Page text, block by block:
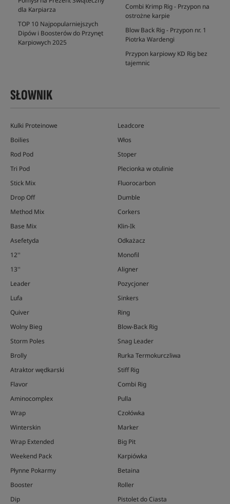
dla Karpiarza
TOP 10 Najpopularniejszych
Dipów i Boosterów do Przynęt
Karpiowych 2025
Combi Krimp Rig - Przypon na
ostrożne karpie
Blow Back Rig - Przypon nr. 1
Piotrka Wardengi
Przypon karpiowy KD Rig bez
tajemnic
SŁOWNIK
Kulki Proteinowe
Boilies
Rod Pod
Tri Pod
Stick Mix
Drop Off
Method Mix
Base Mix
Asefetyda
12''
13''
Leader
Lufa
Quiver
Wolny Bieg
Storm Poles
Brolly
Atraktor wędkarski
Flavor
Aminocomplex
Wrap
Winterskin
Wrap Extended
Weekend Pack
Płynne Pokarmy
Booster
Dip
Leadcore
Włos
Stoper
Plecionka w otulinie
Fluorocarbon
Dumble
Corkers
Klin-Ik
Odkażacz
Monofil
Aligner
Pozycjoner
Sinkers
Ring
Blow-Back Rig
Snag Leader
Rurka Termokurczliwa
Stiff Rig
Combi Rig
Pulla
Czołówka
Marker
Big Pit
Karpiówka
Betaina
Roller
Pistolet do Ciasta